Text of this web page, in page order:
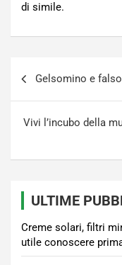
di simile.
Gelsomino e
Vivi l’incubo della
ULTIME
Creme solari, filtri
utile conoscere